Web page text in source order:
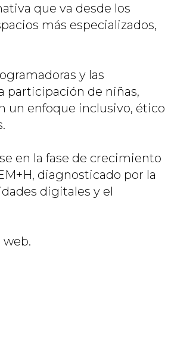
que va desde los
más especializados,
y las
participación de niñas,
un enfoque inclusivo, ético
en la fase de crecimiento
diagnosticado por la
digitales y el
web.